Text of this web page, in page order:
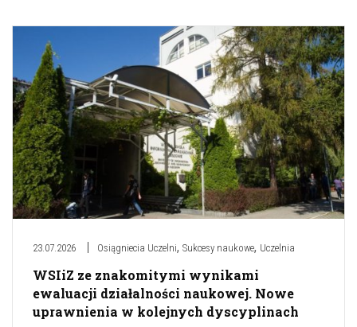
23.07.2026 Osiągniecia Uczelni, Sukcesy naukowe, Uczelnia
WSIiZ ze znakomitymi wynikami
ewaluacji działalności naukowej. Nowe
uprawnienia w kolejnych dyscyplinach